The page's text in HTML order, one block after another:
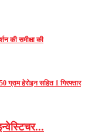
की समीक्षा की
ग्राम हेरोइन सहित 1 गिरफ्तार